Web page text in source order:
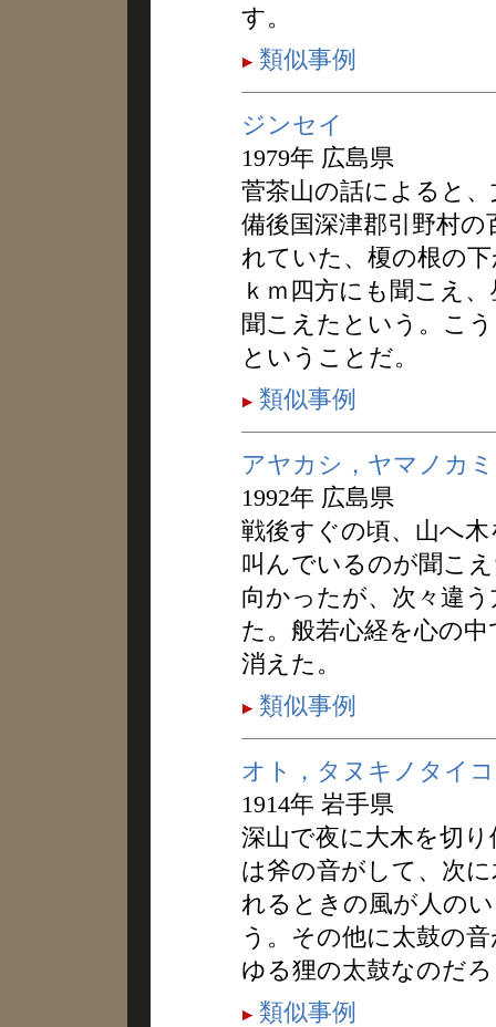
す。
類似事例
ジンセイ
1979年 広島県
菅茶山の話によると
備後国深津郡引野村
れていた、榎の根の
ｋｍ四方にも聞こえ
聞こえたという。こ
ということだ。
類似事例
アヤカシ，ヤマノカ
1992年 広島県
戦後すぐの頃、山へ
叫んでいるのが聞こ
向かったが、次々違
た。般若心経を心の
消えた。
類似事例
オト，タヌキノタイコ
1914年 岩手県
深山で夜に大木を切
は斧の音がして、次
れるときの風が人の
う。その他に太鼓の
ゆる狸の太鼓なのだ
類似事例